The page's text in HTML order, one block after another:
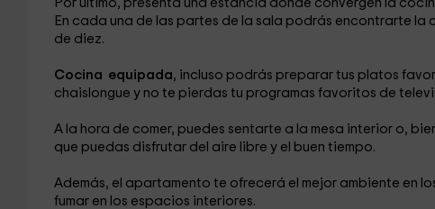
Por último, presenta una estancia donde convergen la
En cada una de las partes de la sala podrás encontrarte
de diez.
Cocina equipada, incluso podrás preparar tus platos
chaislongue y no te pierdas tu programas favoritos de
A la hora de comer, puedes sentarte a la mesa interior o,
que puedas disfrutar del aire libre y el buen tiempo.
Además, el apartamento te ofrecerá el mejor ambiente en
fumar en los espacios interiores.